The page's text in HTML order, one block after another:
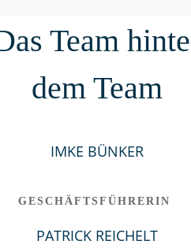
Team
dem Team
IMKE BÜNKER
GESCHÄFTSFÜHRERIN
PATRICK REICHELT